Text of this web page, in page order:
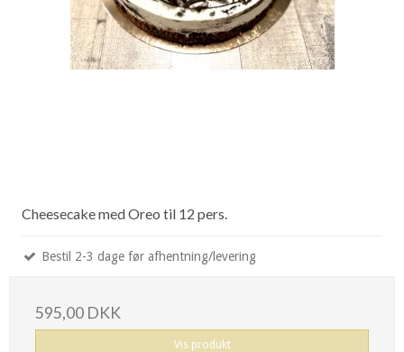
Cheesecake med Oreo til 12 pers.
Bestil 2-3 dage før afhentning/levering
595,00 DKK
Vis produkt